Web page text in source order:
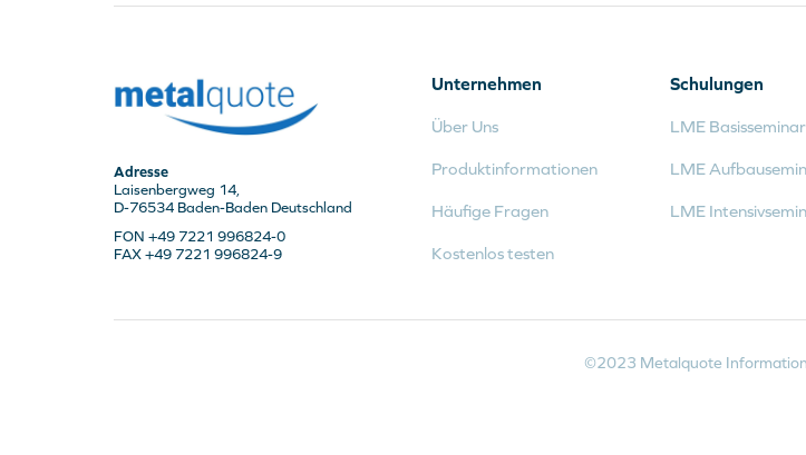
Adresse
Laisenbergweg 14,
D-76534 Baden-Baden Deutschland
FON +49 7221 996824-0
FAX +49 7221 996824-9
Unternehmen
Über Uns
Produktinformationen
Häufige Fragen
Kostenlos testen
Schulungen
LME Basisseminar
LME
LME
©2023 Metalquote